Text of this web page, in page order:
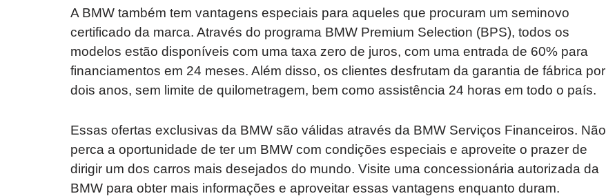
A BMW também tem vantagens especiais para aqueles que procuram um seminovo
certificado da marca. Através do programa BMW Premium Selection (BPS), todos os
modelos estão disponíveis com uma taxa zero de juros, com uma entrada de 60% para
financiamentos em 24 meses. Além disso, os clientes desfrutam da garantia de fábrica por
dois anos, sem limite de quilometragem, bem como assistência 24 horas em todo o país.
Essas ofertas exclusivas da BMW são válidas através da BMW Serviços Financeiros. Não
perca a oportunidade de ter um BMW com condições especiais e aproveite o prazer de
dirigir um dos carros mais desejados do mundo. Visite uma concessionária autorizada da
BMW para obter mais informações e aproveitar essas vantagens enquanto duram.